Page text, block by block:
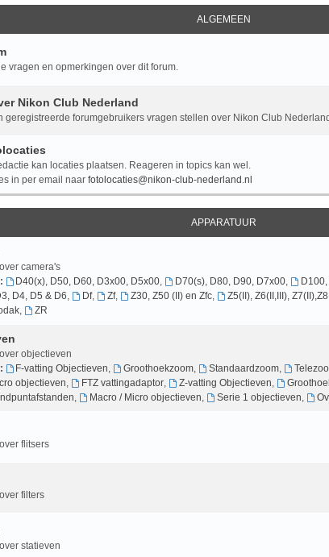
ALGEMEEN
vragen en opmerkingen over dit forum.
Nikon Club Nederland
geregistreerde forumgebruikers vragen stellen over Nikon Club
kan locaties plaatsen. Reageren in topics kan wel.
in per email naar fotolocaties@nikon-club-nederland.nl
APPARATUUR
camera's
D40(x), D50, D60, D3x00, D5x00, D70(s), D80, D90, D7x00,
D4, D5 & D6, Df, Zf, Z30, Z50 (II) en Zfc, Z5(II), Z6(II,III),
, ZR
objectieven
F-vatting Objectieven, Groothoekzoom, Standaardzoom,
objectieven, FTZ vattingadaptor, Z-vatting Objectieven,
, Macro / Micro objectieven, Serie 1 objectieven,
flitsers
filters
statieven